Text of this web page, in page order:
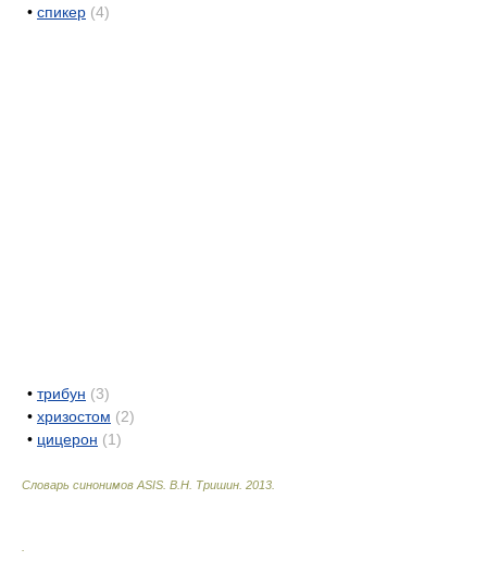
• спикер (4)
• трибун (3)
• хризостом (2)
• цицерон (1)
Словарь синонимов ASIS. В.Н. Тришин 2013